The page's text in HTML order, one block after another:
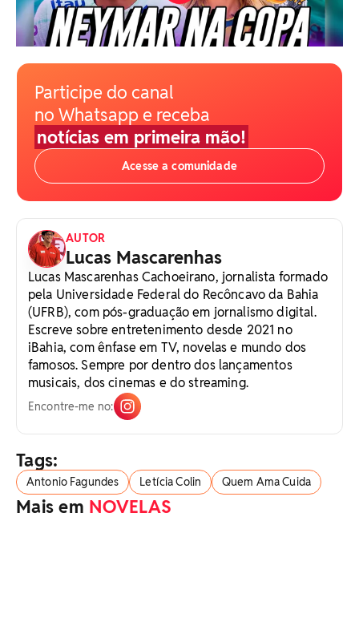
Participe do canal
no Whatsapp e receba
notícias em primeira mão!
Acesse a comunidade
AUTOR
Lucas Mascarenhas
Lucas Mascarenhas Cachoeirano, jornalista formado
pela Universidade Federal do Recôncavo da Bahia
(UFRB), com pós-graduação em jornalismo digital.
Escreve sobre entretenimento desde 2021 no
iBahia, com ênfase em TV, novelas e mundo dos
famosos. Sempre por dentro dos lançamentos
musicais, dos cinemas e do streaming.
Encontre-me no:
Tags:
Antonio Fagundes Letícia Colin Quem Ama Cuida
Mais em NOVELAS